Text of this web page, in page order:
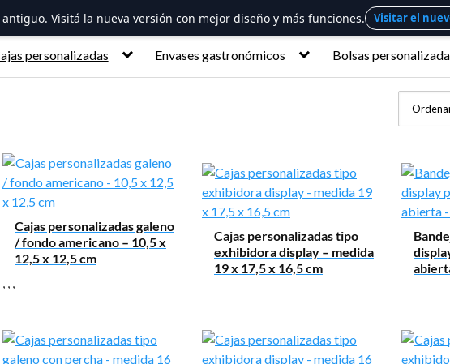
personalizadas Envases gastronómicos Bolsas
Cajas personalizadas galeno
/ fondo americano – 10,5 x
12,5 x 12,5 cm
, , ,
Cajas personalizadas tipo
exhibidora display – medida
19 x 17,5 x 16,5 cm
Visitá la nueva versión con mejor diseño y más funciones. Visitar el